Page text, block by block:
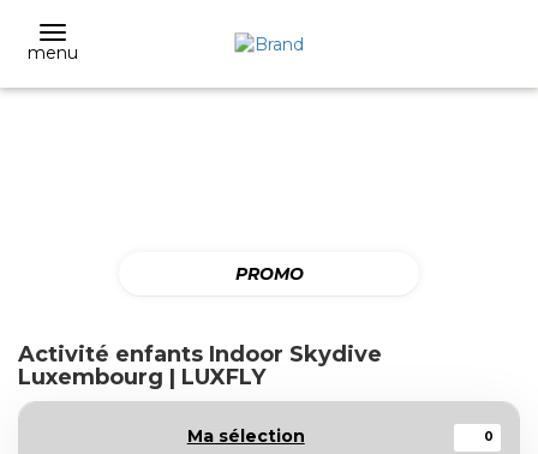
menu
PROMO
Activité enfants Indoor Skydive
Luxembourg | LUXFLY
Ma sélection 0